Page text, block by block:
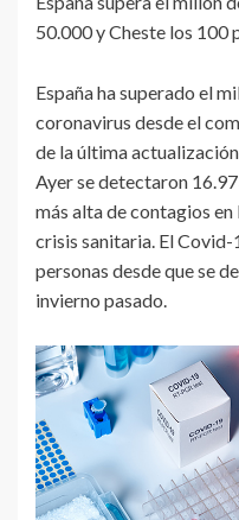
50.000 y Cheste los 100
España ha superado el
coronavirus desde el
de la última
Ayer se detectaron
más alta de contagios en
crisis sanitaria. El
personas desde que se
invierno pasado.